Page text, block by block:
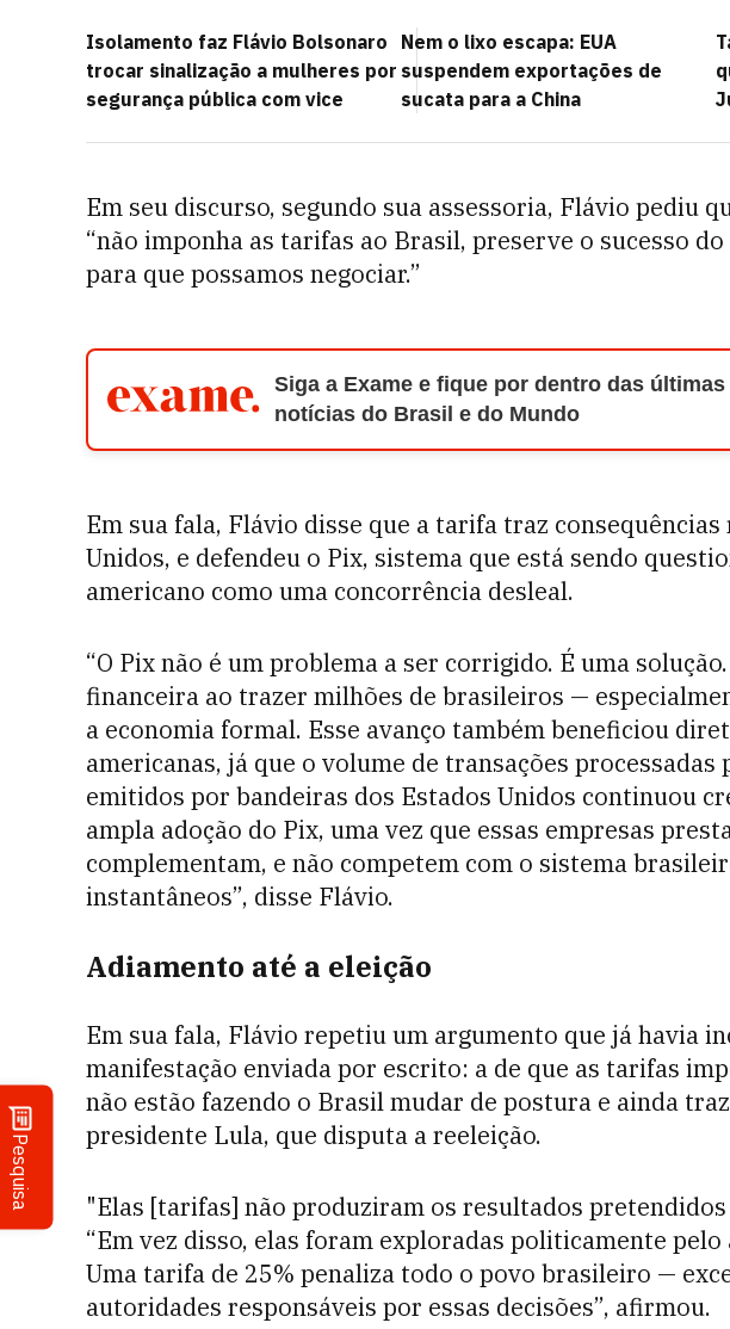
Pesquisa
Isolamento faz Flávio Bolsonaro
trocar sinalização a mulheres por
segurança pública com vice
Nem o lixo escapa: EUA
suspendem exportações de
sucata para a China
Em seu discurso, segundo sua assessoria, Flávio pediu
“não imponha as tarifas ao Brasil, preserve o sucesso
para que possamos negociar.”
Siga a Exame e fique por dentro das últimas
notícias do Brasil e do Mundo
Em sua fala, Flávio disse que a tarifa traz
Unidos, e defendeu o Pix, sistema que está sendo
americano como uma concorrência desleal.
“O Pix não é um problema a ser corrigido. É uma
financeira ao trazer milhões de brasileiros —
a economia formal. Esse avanço também beneficiou
americanas, já que o volume de transações
emitidos por bandeiras dos Estados Unidos continuou
ampla adoção do Pix, uma vez que essas empresas
complementam, e não competem com o sistema
instantâneos”, disse Flávio.
Adiamento até a eleição
Em sua fala, Flávio repetiu um argumento que já havia
manifestação enviada por escrito: a de que as tarifas
não estão fazendo o Brasil mudar de postura e ainda
presidente Lula, que disputa a reeleição.
"Elas [tarifas] não produziram os resultados
“Em vez disso, elas foram exploradas politicamente
Uma tarifa de 25% penaliza todo o povo brasileiro —
autoridades responsáveis por essas decisões”, afirmou.